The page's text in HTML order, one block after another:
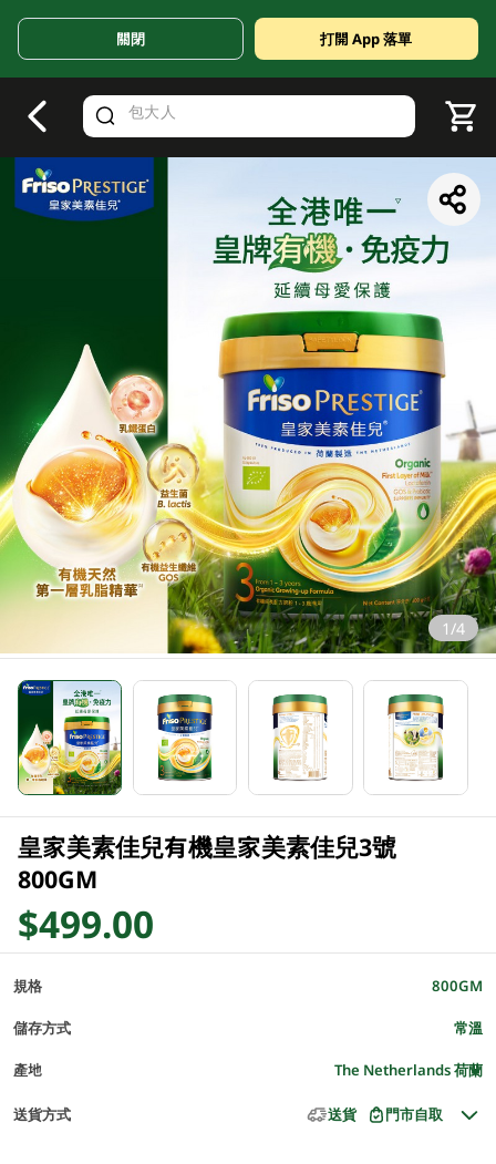
Valid Until 30 June 2026
關閉 打開 App 落單
1/4
皇家美素佳兒有機皇家美素佳兒3號
800GM
$499.00
規格 800GM
儲存方式 常溫
產地 The Netherlands 荷蘭
送貨方式 送貨 門市自取